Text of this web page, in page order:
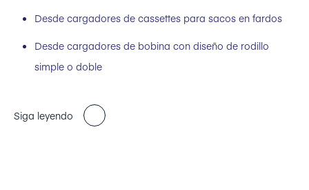
Desde cargadores de cassettes para sacos en fardos
Desde cargadores de bobina con diseño de rodillo
simple o doble
Siga leyendo